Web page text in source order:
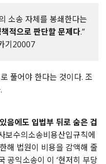
소송 자체를 봉쇄한다는
적으로 판단할 문제다.”
기20007
풀어야 한다는 것이다. 조
.
음에도 입법부 뒤로 숨은 겁
보수의소송비용산입규칙에
해 법원이 비용을 감액해 줄
공익소송이 이 ‘현저히 부당